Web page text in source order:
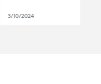
3/10/2024